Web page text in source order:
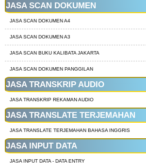
JASA SCAN DOKUMEN
JASA SCAN DOKUMEN A4
JASA SCAN DOKUMEN A3
JASA SCAN BUKU KALIBATA JAKARTA
JASA SCAN DOKUMEN PANGGILAN
JASA TRANSKRIP AUDIO
JASA TRANSKRIP REKAMAN AUDIO
JASA TRANSLATE TERJEMAHAN
JASA TRANSLATE TERJEMAHAN BAHASA INGGRIS
JASA INPUT DATA
JASA INPUT DATA - DATA ENTRY